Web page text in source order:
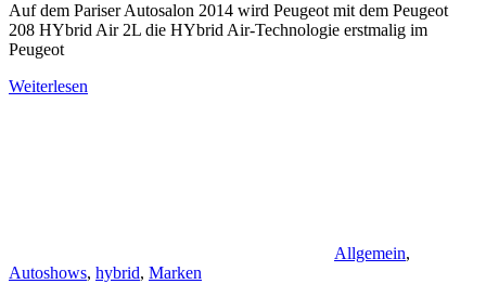
Auf dem Pariser Autosalon 2014 wird Peugeot mit dem Peugeot
208 HYbrid Air 2L die HYbrid Air-Technologie erstmalig im
Peugeot
Weiterlesen
Allgemein,
Autoshows, hybrid, Marken